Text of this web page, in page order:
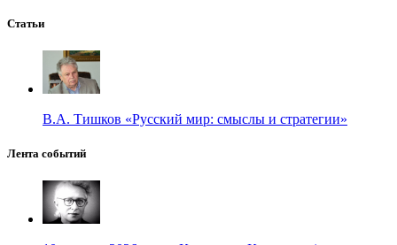
Статьи
В.А. Тишков «Русский мир: смыслы и стратегии»
Лента событий